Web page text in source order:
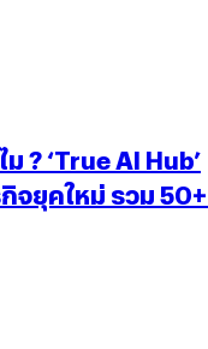
? ‘True AI Hub’
ยุคใหม่ รวม 50+